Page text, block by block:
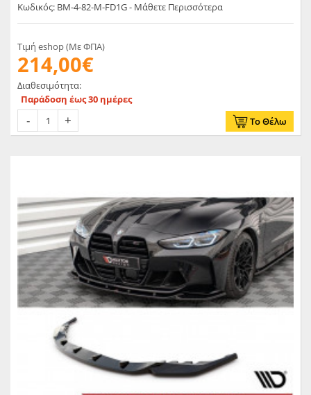
Κωδικός: BM-4-82-M-FD1G - Μάθετε Περισσότερα
Τιμή eshop (Με ΦΠΑ)
214,00€
Διαθεσιμότητα:
Παράδοση έως 30 ημέρες
Το Θέλω